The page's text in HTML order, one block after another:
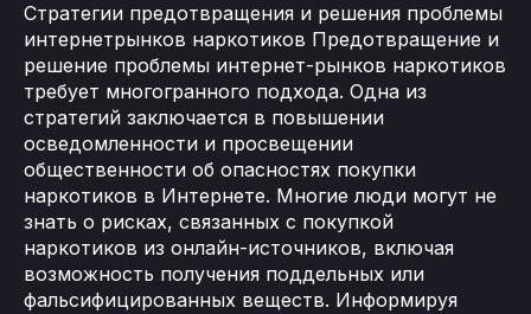
Стратегии предотвращения и решения проблемы
интернетрынков наркотиков Предотвращение и
решение проблемы интернет-рынков наркотиков
требует многогранного подхода. Одна из
стратегий заключается в повышении
осведомленности и просвещении
общественности об опасностях покупки
наркотиков в Интернете. Многие люди могут не
знать о рисках, связанных с покупкой
наркотиков из онлайн-источников, включая
возможность получения поддельных или
фальсифицированных веществ. Информируя